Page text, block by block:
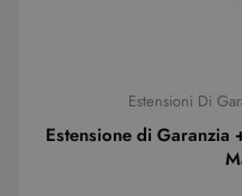
Estensioni Di
Estensione di Garanzia